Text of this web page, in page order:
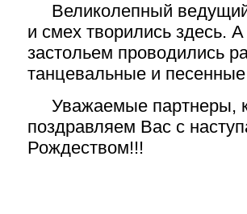
Великолепный
и смех творились здесь.
застольем проводились
танцевальные и
Уважаемые партнеры,
поздравляем Вас с
Рождеством!!!